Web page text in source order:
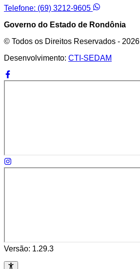
Telefone: (69) 3212-9605
Governo do Estado de Rondônia
© Todos os Direitos Reservados - 2026
Desenvolvimento: CTI-SEDAM
Versão: 1.29.3